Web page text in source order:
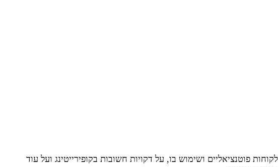
פוטנציאליים ושימוש בו, על דקויות חשובות בקופירייטינג ועל עוד